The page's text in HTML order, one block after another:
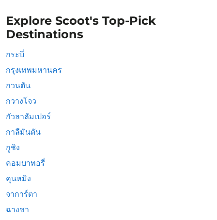
Explore Scoot's Top-Pick
Destinations
กระบี่
กรุงเทพมหานคร
กวนตัน
กวางโจว
กัวลาลัมเปอร์
กาลีมันตัน
กูชิง
คอมบาทอรี่
คุนหมิง
จาการ์ตา
ฉางชา